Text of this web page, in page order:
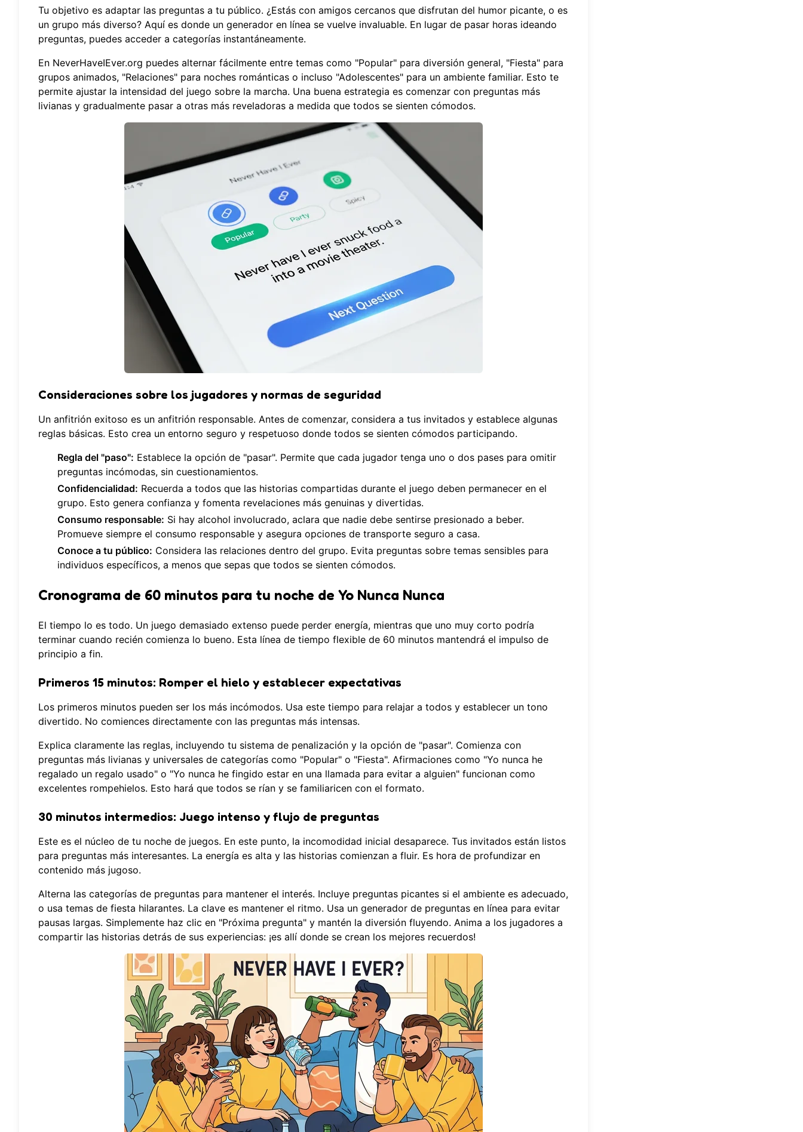
Tu objetivo es adaptar las preguntas a tu público. ¿Estás con amigos cercanos que disfrutan del humor picante, o es
un grupo más diverso? Aquí es donde un generador en línea se vuelve invaluable. En lugar de pasar horas ideando
preguntas, puedes acceder a categorías instantáneamente.
En NeverHaveIEver.org puedes alternar fácilmente entre temas como "Popular" para diversión general, "Fiesta" para
grupos animados, "Relaciones" para noches románticas o incluso "Adolescentes" para un ambiente familiar. Esto te
permite ajustar la intensidad del juego sobre la marcha. Una buena estrategia es comenzar con preguntas más
livianas y gradualmente pasar a otras más reveladoras a medida que todos se sienten cómodos.
Consideraciones sobre los jugadores y normas de seguridad
Un anfitrión exitoso es un anfitrión responsable. Antes de comenzar, considera a tus invitados y establece algunas
reglas básicas. Esto crea un entorno seguro y respetuoso donde todos se sienten cómodos participando.
Regla del "paso": Establece la opción de "pasar". Permite que cada jugador tenga uno o dos pases para omitir
preguntas incómodas, sin cuestionamientos.
Confidencialidad: Recuerda a todos que las historias compartidas durante el juego deben permanecer en el
grupo. Esto genera confianza y fomenta revelaciones más genuinas y divertidas.
Consumo responsable: Si hay alcohol involucrado, aclara que nadie debe sentirse presionado a beber.
Promueve siempre el consumo responsable y asegura opciones de transporte seguro a casa.
Conoce a tu público: Considera las relaciones dentro del grupo. Evita preguntas sobre temas sensibles para
individuos específicos, a menos que sepas que todos se sienten cómodos.
Cronograma de 60 minutos para tu noche de Yo Nunca Nunca
El tiempo lo es todo. Un juego demasiado extenso puede perder energía, mientras que uno muy corto podría
terminar cuando recién comienza lo bueno. Esta línea de tiempo flexible de 60 minutos mantendrá el impulso de
principio a fin.
Primeros 15 minutos: Romper el hielo y establecer expectativas
Los primeros minutos pueden ser los más incómodos. Usa este tiempo para relajar a todos y establecer un tono
divertido. No comiences directamente con las preguntas más intensas.
Explica claramente las reglas, incluyendo tu sistema de penalización y la opción de "pasar". Comienza con
preguntas más livianas y universales de categorías como "Popular" o "Fiesta". Afirmaciones como "Yo nunca he
regalado un regalo usado" o "Yo nunca he fingido estar en una llamada para evitar a alguien" funcionan como
excelentes rompehielos. Esto hará que todos se rían y se familiaricen con el formato.
30 minutos intermedios: Juego intenso y flujo de preguntas
Este es el núcleo de tu noche de juegos. En este punto, la incomodidad inicial desaparece. Tus invitados están listos
para preguntas más interesantes. La energía es alta y las historias comienzan a fluir. Es hora de profundizar en
contenido más jugoso.
Alterna las categorías de preguntas para mantener el interés. Incluye preguntas picantes si el ambiente es adecuado,
o usa temas de fiesta hilarantes. La clave es mantener el ritmo. Usa un generador de preguntas en línea para evitar
pausas largas. Simplemente haz clic en "Próxima pregunta" y mantén la diversión fluyendo. Anima a los jugadores a
compartir las historias detrás de sus experiencias: ¡es allí donde se crean los mejores recuerdos!